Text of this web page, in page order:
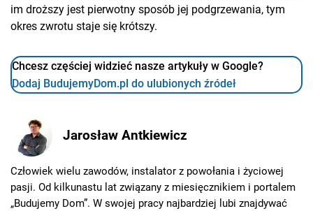
im droższy jest pierwotny sposób jej podgrzewania, tym
okres zwrotu staje się krótszy.
Chcesz częściej widzieć nasze artykuły w Google?
Dodaj BudujemyDom.pl do ulubionych źródeł
Jarosław Antkiewicz
Człowiek wielu zawodów, instalator z powołania i życiowej
pasji. Od kilkunastu lat związany z miesięcznikiem i portalem
„Budujemy Dom”. W swojej pracy najbardziej lubi znajdywać